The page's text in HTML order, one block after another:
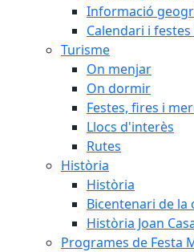
Informació
Calendari i festes
Turisme
On menjar
On dormir
Festes, fires i
Llocs d'interès
Rutes
Història
Història
Bicentenari de la
Història Joan
Programes de Festa